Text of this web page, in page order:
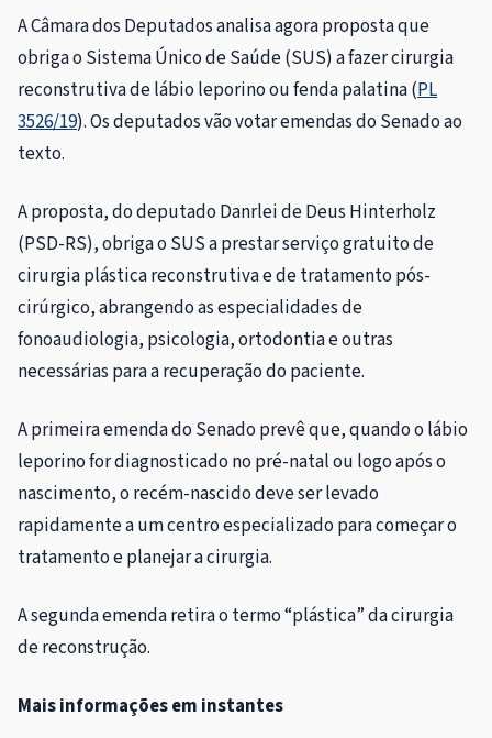
A Câmara dos Deputados analisa agora proposta que
obriga o Sistema Único de Saúde (SUS) a fazer cirurgia
reconstrutiva de lábio leporino ou fenda palatina (PL
3526/19). Os deputados vão votar emendas do Senado ao
texto.
A proposta, do deputado Danrlei de Deus Hinterholz
(PSD-RS), obriga o SUS a prestar serviço gratuito de
cirurgia plástica reconstrutiva e de tratamento pós-
cirúrgico, abrangendo as especialidades de
fonoaudiologia, psicologia, ortodontia e outras
necessárias para a recuperação do paciente.
A primeira emenda do Senado prevê que, quando o lábio
leporino for diagnosticado no pré-natal ou logo após o
nascimento, o recém-nascido deve ser levado
rapidamente a um centro especializado para começar o
tratamento e planejar a cirurgia.
A segunda emenda retira o termo “plástica” da cirurgia
de reconstrução.
Mais informações em instantes